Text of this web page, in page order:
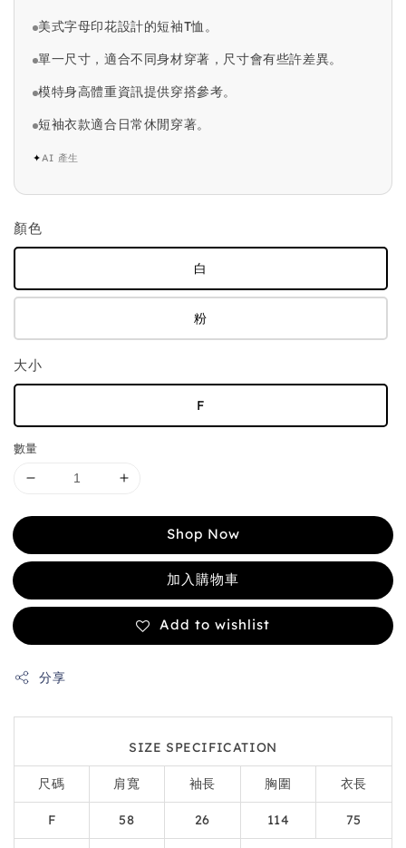
美式字母印花設計的短袖T恤。
單一尺寸，適合不同身材穿著，尺寸會有些許差異。
模特身高體重資訊提供穿搭參考。
短袖衣款適合日常休閒穿著。
✦AI 產生
顏色
白
粉
大小
F
數量
Shop Now
加入購物車
Add to wishlist
分享
SIZE SPECIFICATION
尺碼 肩寬 袖長 胸圍 衣長
F 58 26 114 75